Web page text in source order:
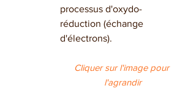
processus d'oxydo-
réduction (échange
d'électrons).
Cliquer sur l'image pour
l'agrandir